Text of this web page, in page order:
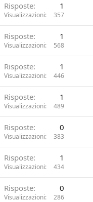
Risposte 1
Visualizzazioni 357
Risposte 1
Visualizzazioni 568
Risposte 1
Visualizzazioni 446
Risposte 1
Visualizzazioni 489
Risposte 0
Visualizzazioni 383
Risposte 1
Visualizzazioni 434
Risposte 0
Visualizzazioni 286